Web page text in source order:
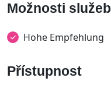
Možnosti služeb
Hohe Empfehlung
Přístupnost